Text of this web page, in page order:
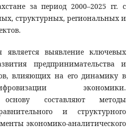
за период 2000–2025 гг. с
структурных, региональных и
является выявление ключевых
предпринимательства и
влияющих на его динамику в
экономики.
основу составляют методы
и структурного
экономико-аналитического